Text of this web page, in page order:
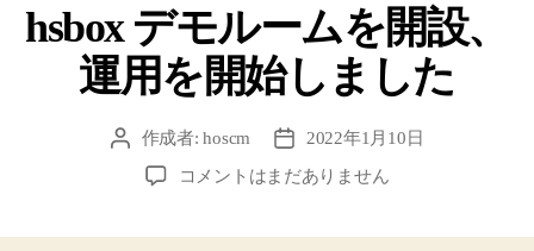
ゴ
ー
hsbox デモルームを開設、
運用を開始しました
投
作成者:hoscm
投
稿
日
2022年1月10日
hsbox
コメントはまだありません